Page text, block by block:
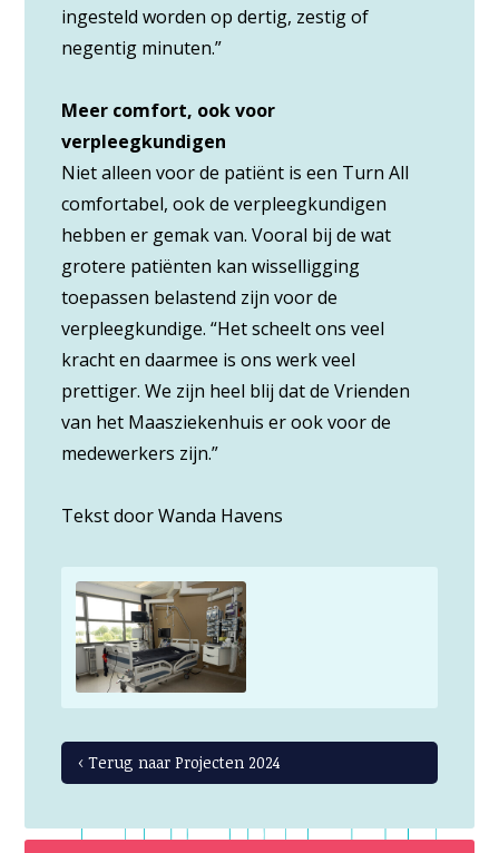
ingesteld worden op dertig, zestig of
negentig minuten.”
Meer comfort, ook voor
verpleegkundigen
Niet alleen voor de patiënt is een Turn All
comfortabel, ook de verpleegkundigen
hebben er gemak van. Vooral bij de wat
grotere patiënten kan wisselligging
toepassen belastend zijn voor de
verpleegkundige. “Het scheelt ons veel
kracht en daarmee is ons werk veel
prettiger. We zijn heel blij dat de Vrienden
van het Maasziekenhuis er ook voor de
medewerkers zijn.”
Tekst door Wanda Havens
‹ Terug naar Projecten 2024